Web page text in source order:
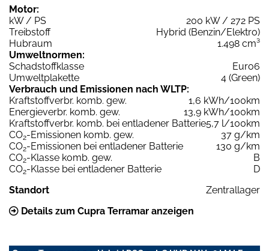
Motor:
kW / PS
200 kW / 272 PS
Treibstoff
Hybrid (Benzin/Elektro)
Hubraum
1.498 cm³
Umweltnormen:
Schadstoffklasse
Euro6
Umweltplakette
4 (Green)
Verbrauch und Emissionen nach WLTP:
Kraftstoffverbr. komb. gew.
1,6 kWh/100km
Energieverbr. komb. gew.
13,9 kWh/100km
Kraftstoffverbr. komb. bei entladener Batterie5,7 l/100km
CO2-Emissionen komb. gew.
37 g/km
CO2-Emissionen bei entladener Batterie
130 g/km
CO2-Klasse komb. gew.
B
CO2-Klasse bei entladener Batterie
D
Standort
Zentrallager
Details zum Cupra Terramar anzeigen